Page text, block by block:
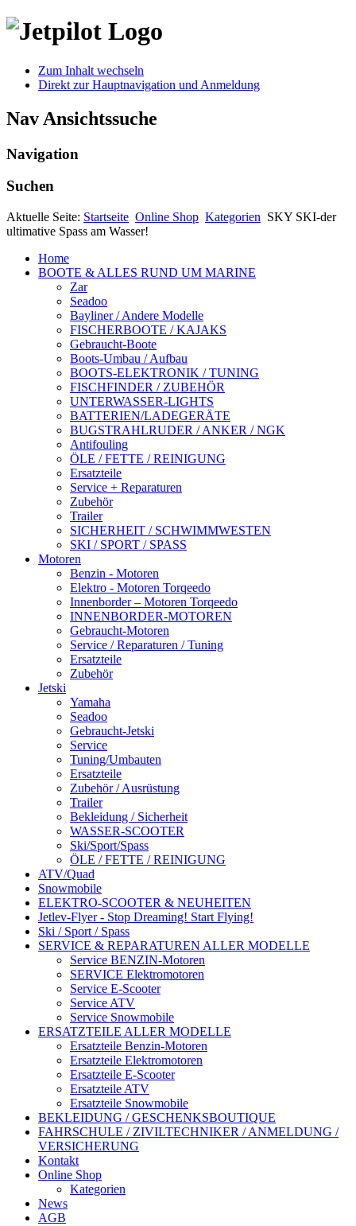
Zum Inhalt wechseln
Direkt zur Hauptnavigation und Anmeldung
Nav Ansichtssuche
Navigation
Suchen
Aktuelle Seite: Startseite Online Shop Kategorien SKY SKI-der
ultimative Spass am Wasser!
Home
BOOTE & ALLES RUND UM MARINE
Zar
Seadoo
Bayliner / Andere Modelle
FISCHERBOOTE / KAJAKS
Gebraucht-Boote
Boots-Umbau / Aufbau
BOOTS-ELEKTRONIK / TUNING
FISCHFINDER / ZUBEHÖR
UNTERWASSER-LIGHTS
BATTERIEN/LADEGERÄTE
BUGSTRAHLRUDER / ANKER / NGK
Antifouling
ÖLE / FETTE / REINIGUNG
Ersatzteile
Service + Reparaturen
Zubehör
Trailer
SICHERHEIT / SCHWIMMWESTEN
SKI / SPORT / SPASS
Motoren
Benzin - Motoren
Elektro - Motoren Torqeedo
Innenborder – Motoren Torqeedo
INNENBORDER-MOTOREN
Gebraucht-Motoren
Service / Reparaturen / Tuning
Ersatzteile
Zubehör
Jetski
Yamaha
Seadoo
Gebraucht-Jetski
Service
Tuning/Umbauten
Ersatzteile
Zubehör / Ausrüstung
Trailer
Bekleidung / Sicherheit
WASSER-SCOOTER
Ski/Sport/Spass
ÖLE / FETTE / REINIGUNG
ATV/Quad
Snowmobile
ELEKTRO-SCOOTER & NEUHEITEN
Jetlev-Flyer - Stop Dreaming! Start Flying!
Ski / Sport / Spass
SERVICE & REPARATUREN ALLER MODELLE
Service BENZIN-Motoren
SERVICE Elektromotoren
Service E-Scooter
Service ATV
Service Snowmobile
ERSATZTEILE ALLER MODELLE
Ersatzteile Benzin-Motoren
Ersatzteile Elektromotoren
Ersatzteile E-Scooter
Ersatzteile ATV
Ersatzteile Snowmobile
BEKLEIDUNG / GESCHENKSBOUTIQUE
FAHRSCHULE / ZIVILTECHNIKER / ANMELDUNG /
VERSICHERUNG
Kontakt
Online Shop
Kategorien
News
AGB